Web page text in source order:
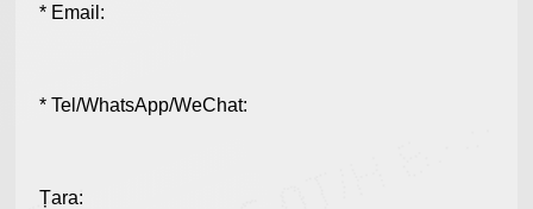
* Email:
* Tel/WhatsApp/WeChat:
Țara: